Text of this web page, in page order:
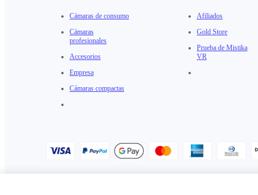
Cámaras de consumo
Cámaras
profesionales
Accesorios
Empresa
Cámaras compactas
Afiliados
Gold Store
Prueba de Mistika
VR